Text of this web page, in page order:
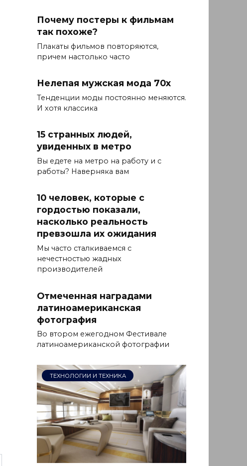
Почему постеры к фильмам
так похоже?
Плакаты фильмов повторяются,
причем настолько часто
Нелепая мужская мода 70х
Тенденции моды постоянно меняются.
И хотя классика
15 странных людей,
увиденных в метро
Вы едете на метро на работу и с
работы? Наверняка вам
10 человек, которые с
гордостью показали,
насколько реальность
превзошла их ожидания
Мы часто сталкиваемся с
нечестностью жадных
производителей
Отмеченная наградами
латиноамериканская
фотография
Во втором ежегодном Фестивале
латиноамериканской фотографии
ТЕХНОЛОГИИ И ТЕХНИКА